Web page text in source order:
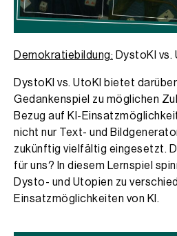
Demokratiebildung: DystoKI vs.
DystoKI vs. UtoKI bietet darüber
Gedankenspiel zu möglichen
Bezug auf KI-
nicht nur Text- und
zukünftig vielfältig eingesetzt.
für uns? In diesem Lernspiel
Dysto- und Utopien zu
Einsatzmöglichkeiten von KI.